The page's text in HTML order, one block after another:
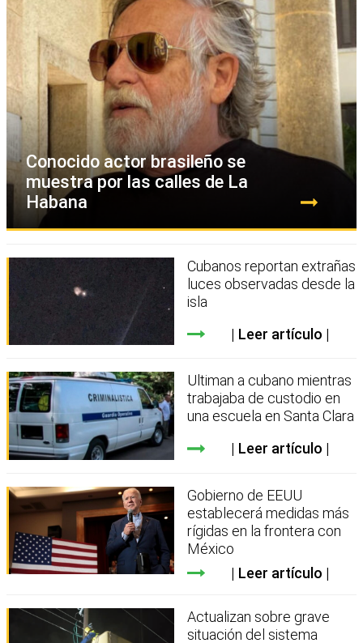
Conocido actor brasileño se
muestra por las calles de La
Habana
Cubanos reportan extrañas
luces observadas desde la
isla
Leer artículo
Ultiman a cubano mientras
trabajaba de custodio en
una escuela en Santa Clara
Leer artículo
Gobierno de EEUU
establecerá medidas más
rígidas en la frontera con
México
Leer artículo
Actualizan sobre grave
situación del sistema